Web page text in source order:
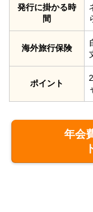
発行に掛かる時
間
海外旅行保険
ポイント
年会